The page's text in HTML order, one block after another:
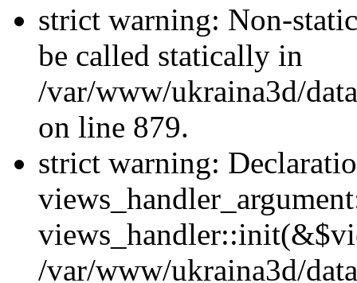
strict warning: Non-
be called statically in
/var/www/ukraina3d/
on line 879.
strict warning:
/var/www/ukraina3d/